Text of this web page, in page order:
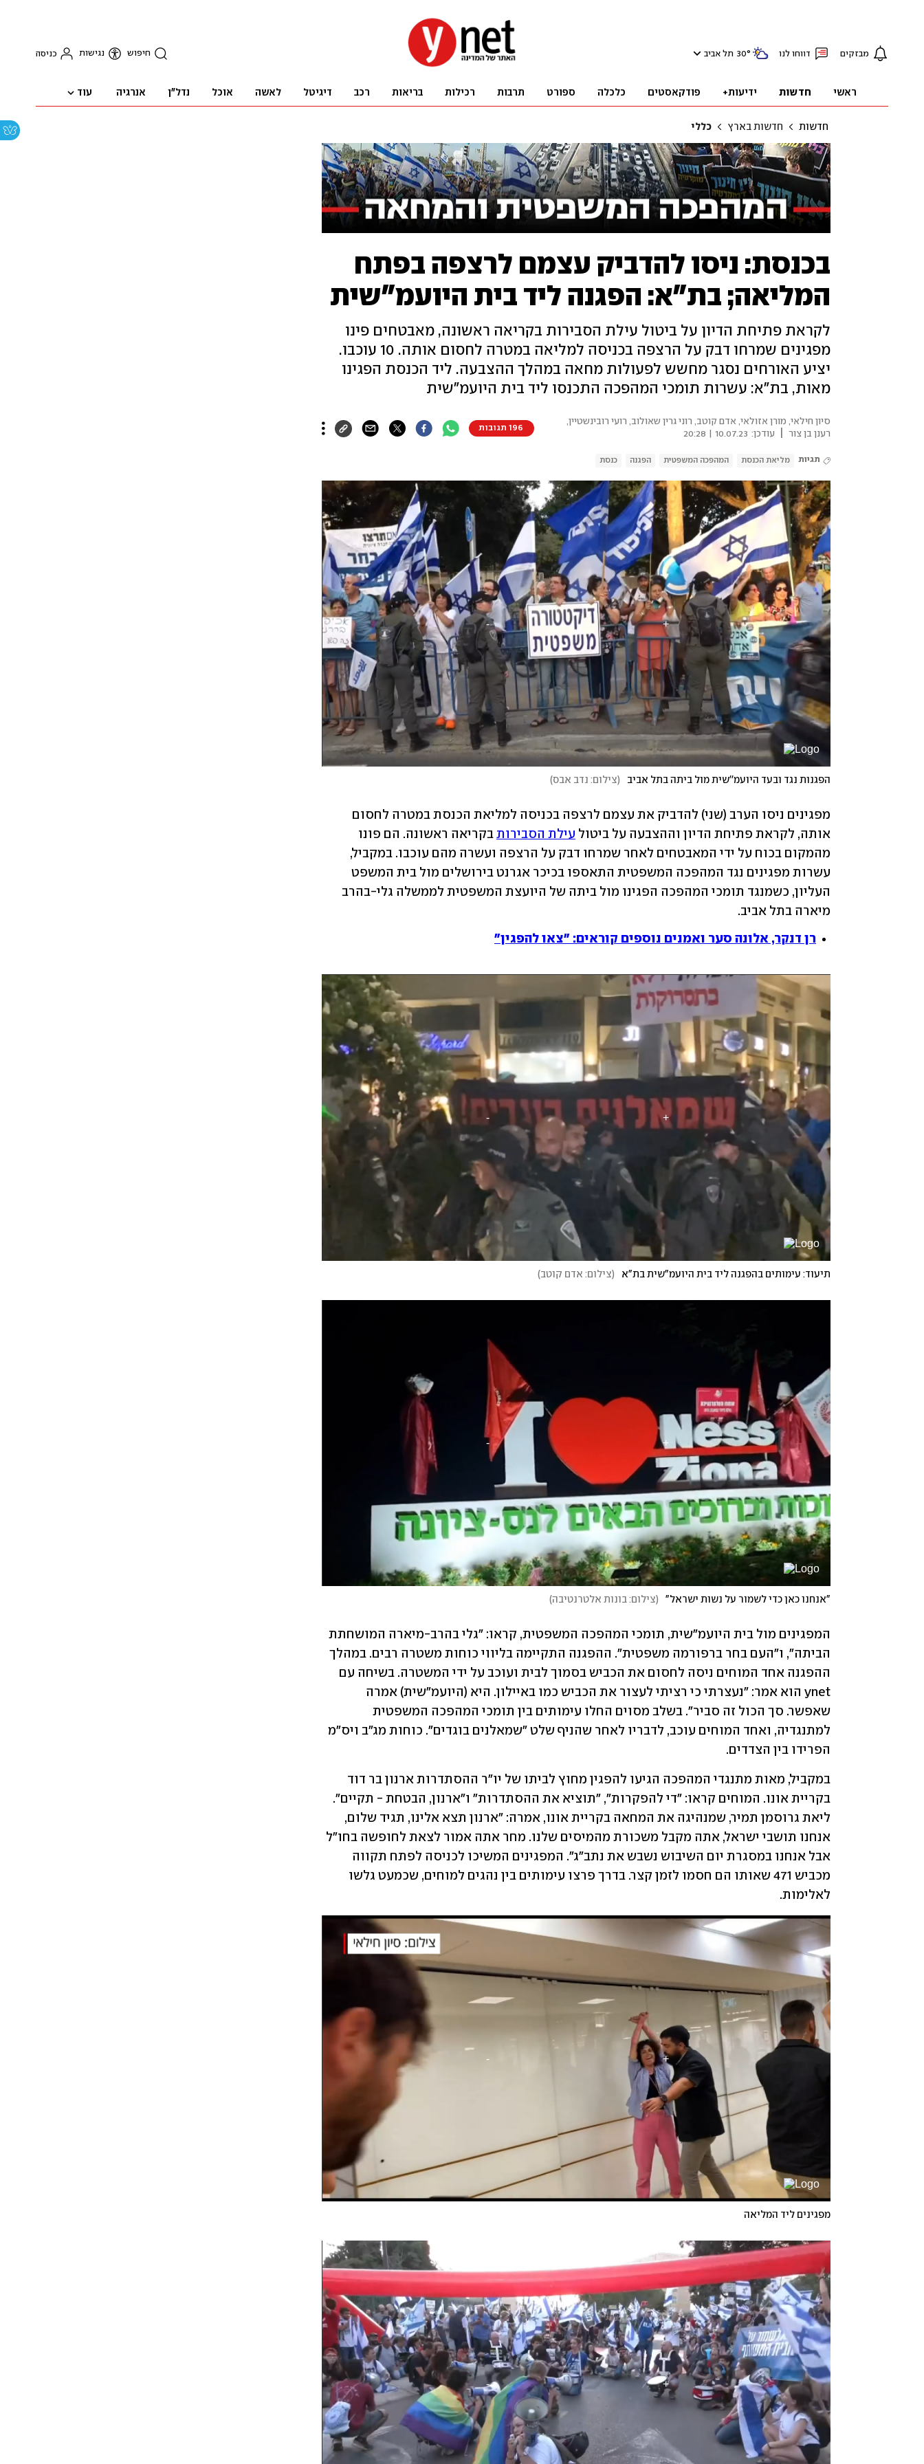
מבזקים דווחו לנו 30° תל אביב חיפוש נגישות כניסה
ראשי חדשות ידיעות+ פודקאסטים כלכלה ספורט תרבות רכילות בריאות רכב דיגיטל לאשה אוכל נדל"ן אנרגיה עוד
חדשות חדשות בארץ כללי
בכנסת: ניסו להדביק עצמם לרצפה בפתח
המליאה; בת"א: הפגנה ליד בית היועמ"שית
לקראת פתיחת הדיון על ביטול עילת הסבירות בקריאה ראשונה, מאבטחים פינו
מפגינים שמרחו דבק על הרצפה בכניסה למליאה במטרה לחסום אותה. 10 עוכבו.
יציע האורחים נסגר מחשש לפעולות מחאה במהלך ההצבעה. ליד הכנסת הפגינו
מאות, בת"א: עשרות תומכי המהפכה התכנסו ליד בית היועמ"שית
סיון חילאי, מורן אזולאי, אדם קוטב, רוני גרין שאולוב, רועי רובינשטיין,
רענן בן צור
עודכן: 10.07.23 | 20:28
196 תגובות
תגיות מליאת הכנסת המהפכה המשפטית הפגנה כנסת
הפגנות נגד ובעד היועמ''שית מול ביתה בתל אביב (צילום: נדב אבס)
אותה, לקראת פתיחת הדיון וההצבעה על ביטול עילת הסבירות
מיארה בתל אביב.
רן דנקר, אלונה סער ואמנים נוספים קוראים: "צאו להפגין"
תיעוד: עימותים בהפגנה ליד בית היועמ"שית בת"א (צילום: אדם קוטב)
"אנחנו כאן כדי לשמור על נשות ישראל" (צילום: בונות אלטרנטיבה)
הפרידו בין הצדדים.
לאלימות.
מפגינים ליד המליאה